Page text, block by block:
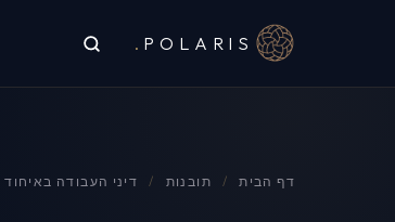
POLARIS
.
דף הבית / תובנות / דיני העבודה באיחוד